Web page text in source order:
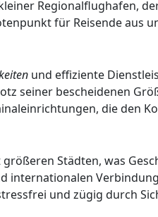
Regionalflughafen,
für Reisende aus
und effiziente
seiner bescheidenen
die den
Städten, was
internationalen
und zügig durch